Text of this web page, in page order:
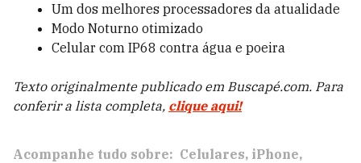
Um dos melhores processadores da atualidade
Modo Noturno otimizado
Celular com IP68 contra água e poeira
Texto originalmente publicado em Buscapé.com. Para
conferir a lista completa, clique aqui!
Acompanhe tudo sobre: Celulares iPhone